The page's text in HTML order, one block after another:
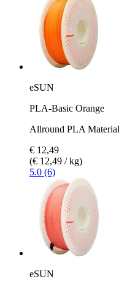
eSUN
PLA-Basic Orange
Allround PLA
€ 12,49
(€ 12,49 / kg)
5.0 (6)
eSUN